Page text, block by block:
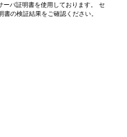
ーバ証明書を使用しております。 セ
書の検証結果をご確認ください。